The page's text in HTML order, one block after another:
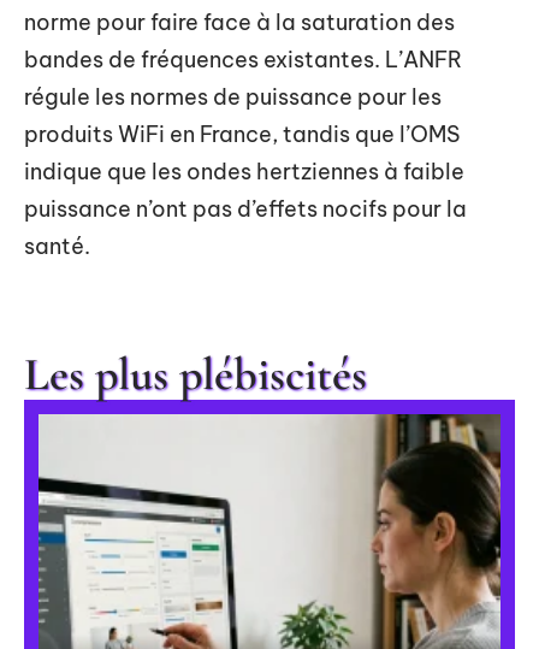
norme pour faire face à la saturation des
bandes de fréquences existantes. L’ANFR
régule les normes de puissance pour les
produits WiFi en France, tandis que l’OMS
indique que les ondes hertziennes à faible
puissance n’ont pas d’effets nocifs pour la
santé.
Les plus plébiscités